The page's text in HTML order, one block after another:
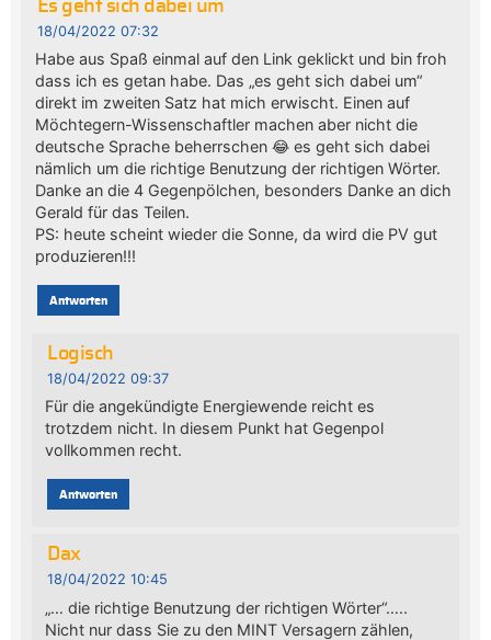
Es geht sich dabei um
18/04/2022 07:32
Habe aus Spaß einmal auf den Link geklickt und bin froh
dass ich es getan habe. Das „es geht sich dabei um“
direkt im zweiten Satz hat mich erwischt. Einen auf
Möchtegern-Wissenschaftler machen aber nicht die
deutsche Sprache beherrschen 😂 es geht sich dabei
nämlich um die richtige Benutzung der richtigen Wörter.
Danke an die 4 Gegenpölchen, besonders Danke an dich
Gerald für das Teilen.
PS: heute scheint wieder die Sonne, da wird die PV gut
produzieren!!!
Antworten
Logisch
18/04/2022 09:37
Für die angekündigte Energiewende reicht es
trotzdem nicht. In diesem Punkt hat Gegenpol
vollkommen recht.
Antworten
Dax
18/04/2022 10:45
„… die richtige Benutzung der richtigen Wörter“…..
Nicht nur dass Sie zu den MINT Versagern zählen,